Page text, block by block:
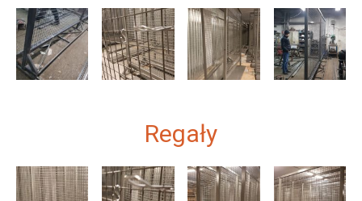
Regały